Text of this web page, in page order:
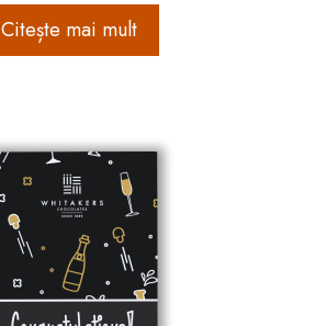
Citește mai mult